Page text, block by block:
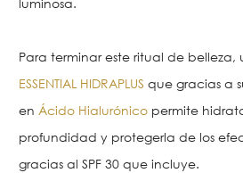
Para terminar este ritual de belleza,
ESSENTIAL HIDRAPLUS que gracias a
en Ácido Hialurónicopermite
profundidad y protegerla de los
gracias al SPF 30 que incluye.